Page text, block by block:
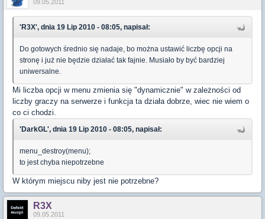
09.05.2011
'R3X', dnia 19 Lip 2010 - 08:05, napisał:
Do gotowych średnio się nadaje, bo można ustawić liczbę opcji na
stronę i już nie będzie działać tak fajnie. Musiało by być bardziej
uniwersalne.
Mi liczba opcji w menu zmienia się "dynamicznie" w zależności od
liczby graczy na serwerze i funkcja ta działa dobrze, wiec nie wiem o
co ci chodzi.
'DarkGL', dnia 19 Lip 2010 - 08:05, napisał:
menu_destroy(menu);
to jest chyba niepotrzebne
W którym miejscu niby jest nie potrzebne?
R3X
09.05.2011